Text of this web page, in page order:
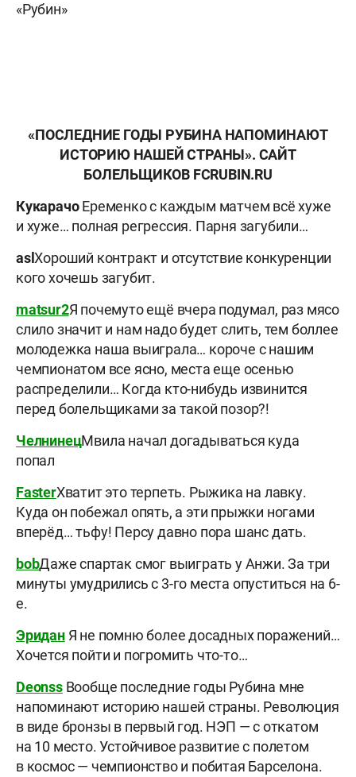
«Рубин»
«ПОСЛЕДНИЕ ГОДЫ РУБИНА НАПОМИНАЮТ
ИСТОРИЮ НАШЕЙ СТРАНЫ». САЙТ
БОЛЕЛЬЩИКОВ FCRUBIN.RU
КукарачоЕременко с каждым матчем всё хуже
и хуже… полная регрессия. Парня загубили…
aslХороший контракт и отсутствие конкуренции
кого хочешь загубит.
matsur2Я почемуто ещё вчера подумал, раз мясо
слило значит и нам надо будет слить, тем боллее
молодежка наша выиграла… короче с нашим
чемпионатом все ясно, места еще осенью
распределили… Когда кто-нибудь извинится
перед болельщиками за такой позор?!
ЧелнинецМвила начал догадываться куда
попал
FasterХватит это терпеть. Рыжика на лавку.
Куда он побежал опять, а эти прыжки ногами
вперёд… тьфу! Персу давно пора шанс дать.
bobДаже спартак смог выиграть у Анжи. За три
минуты умудрились с 3-го места опуститься на 6-
е.
ЭриданЯ не помню более досадных поражений…
Хочется пойти и погромить что-то…
DeonssВообще последние годы Рубина мне
напоминают историю нашей страны. Революция
в виде бронзы в первый год. НЭП — с откатом
на 10 место. Устойчивое развитие с полетом
в космос — чемпионство и побитая Барселона.